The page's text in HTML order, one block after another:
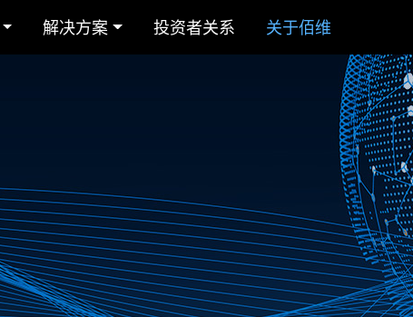
解决方案 投资者关系 关于佰维